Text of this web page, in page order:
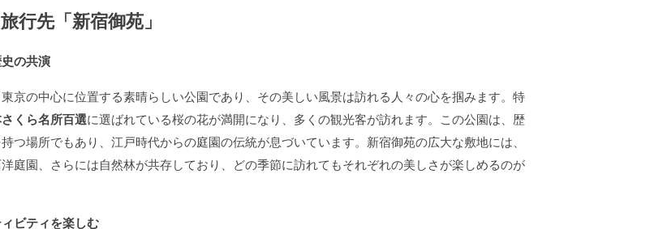
行先「新宿御苑」
の共演
京の中心に位置する素晴らしい公園であり、その美しい風景は訪れる人々の心を掴みます。特
くら名所百選に選ばれている桜の花が満開になり、多くの観光客が訪れます。この公園は、歴
つ場所でもあり、江戸時代からの庭園の伝統が息づいています。新宿御苑の広大な敷地には、
庭園、さらには自然林が共存しており、どの季節に訪れてもそれぞれの美しさが楽しめるのが
ビティを楽しむ